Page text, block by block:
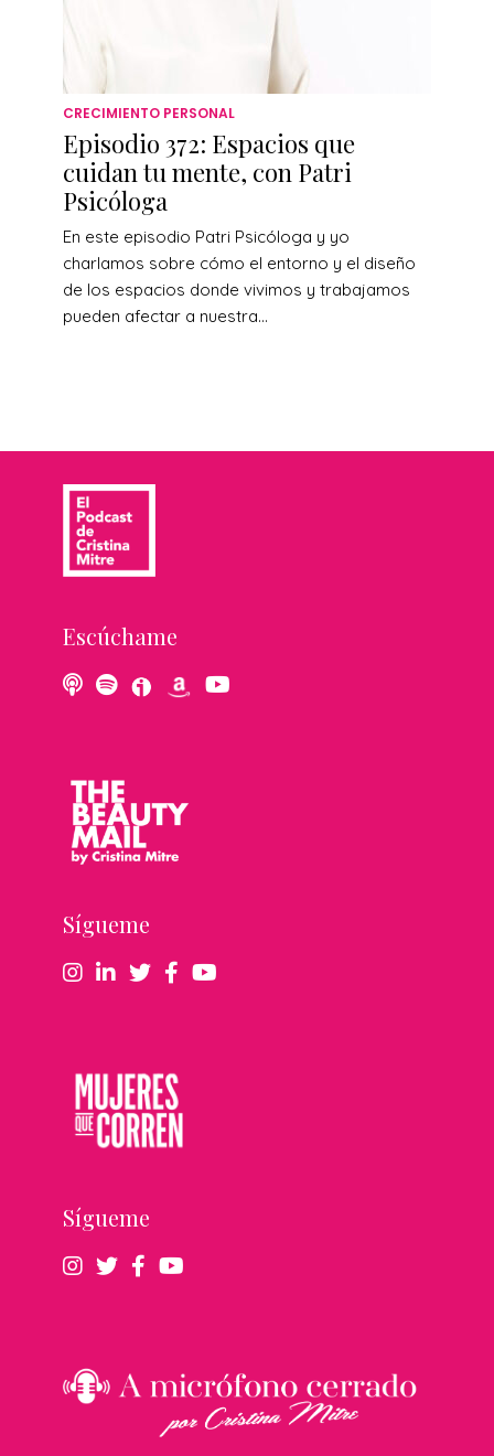
CRECIMIENTO PERSONAL
Episodio 372: Espacios que
cuidan tu mente, con Patri
Psicóloga
En este episodio Patri Psicóloga y yo
charlamos sobre cómo el entorno y el diseño
de los espacios donde vivimos y trabajamos
pueden afectar a nuestra...
Escúchame
Sígueme
Sígueme